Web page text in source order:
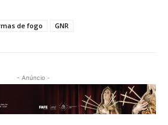
de fogo GNR
- Anúncio -